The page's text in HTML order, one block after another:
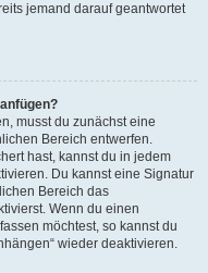
jemand darauf geantwortet
musst du zunächst eine
Bereich entwerfen.
hast, kannst du in jedem
Du kannst eine Signatur
Bereich das
Wenn du einen
möchtest, so kannst du
wieder deaktivieren.